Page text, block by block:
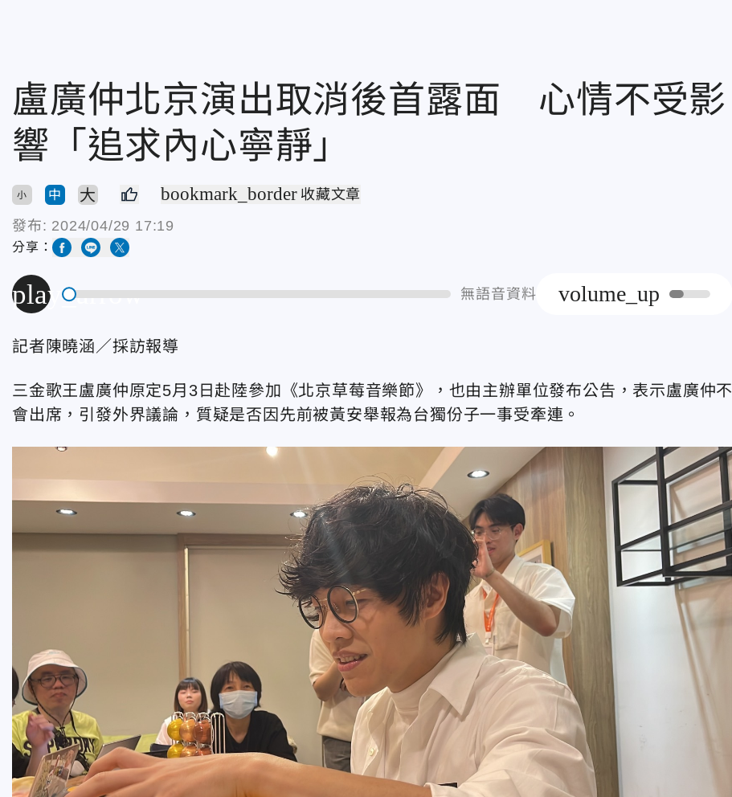
盧廣仲北京演出取消後首露面 心情不受影
響「追求內心寧靜」
小 中 大 bookmark_border 收藏文章
發布: 2024/04/29 17:19
分享：
play_arrow 無語音資料 volume_up
記者陳曉涵／採訪報導
三金歌王盧廣仲原定5月3日赴陸參加《北京草莓音樂節》，也由主辦單位發布公告，表示盧廣仲不
會出席，引發外界議論，質疑是否因先前被黃安舉報為台獨份子一事受牽連。